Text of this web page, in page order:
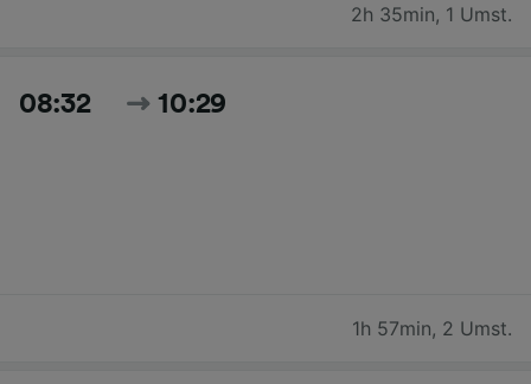
2h 35min, 1 Umst.
08:32 10:29
1h 57min, 2 Umst.